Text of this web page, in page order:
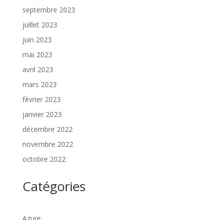
septembre 2023
juillet 2023
juin 2023
mai 2023
avril 2023
mars 2023
février 2023
janvier 2023
décembre 2022
novembre 2022
octobre 2022
Catégories